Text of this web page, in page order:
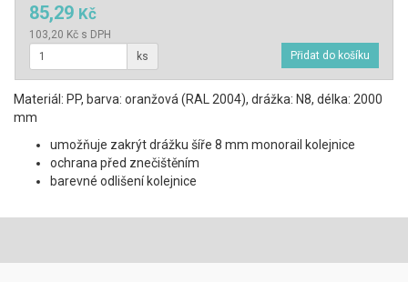
85,29 Kč
103,20 Kč s DPH
ks
Materiál: PP, barva: oranžová (RAL 2004), drážka: N8, délka: 2000
mm
umožňuje zakrýt drážku šíře 8 mm monorail kolejnice
ochrana před znečištěním
barevné odlišení kolejnice